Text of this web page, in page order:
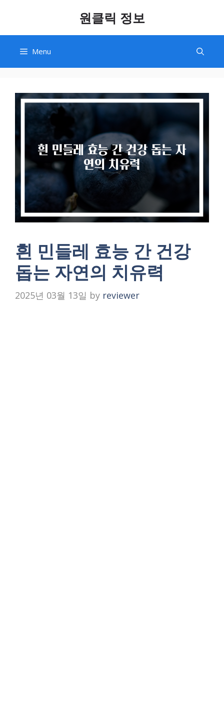
content
원클릭 정보
Menu
흰 민들레 효능 간 건강
돕는 자연의 치유력
2025년 03월 13일 by reviewer